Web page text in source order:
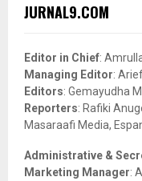
h
o
r
:
JURNAL9.COM
Editor in Chief:
Managing Editor:
Editors: Gemayudha M
Reporters: Rafiki
Masaraafi Media,
Administrative &
Marketing Manager: